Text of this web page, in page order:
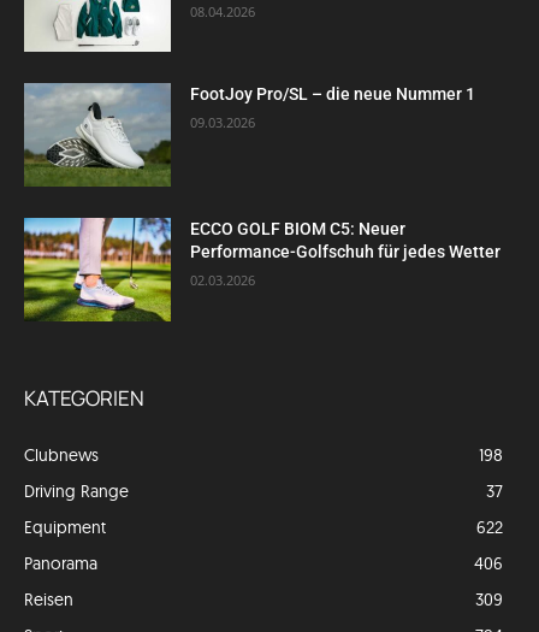
08.04.2026
FootJoy Pro/SL – die neue Nummer 1
09.03.2026
ECCO GOLF BIOM C5: Neuer
Performance-Golfschuh für jedes Wetter
02.03.2026
KATEGORIEN
Clubnews
198
Driving Range
37
Equipment
622
Panorama
406
Reisen
309